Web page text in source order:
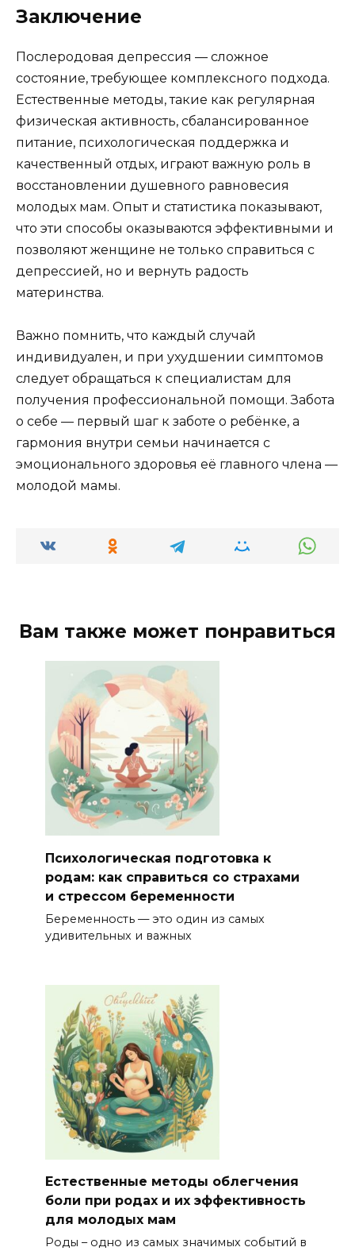
Заключение
Послеродовая депрессия — сложное
состояние, требующее комплексного подхода.
Естественные методы, такие как регулярная
физическая активность, сбалансированное
питание, психологическая поддержка и
качественный отдых, играют важную роль в
восстановлении душевного равновесия
молодых мам. Опыт и статистика показывают,
что эти способы оказываются эффективными и
позволяют женщине не только справиться с
депрессией, но и вернуть радость
материнства.
Важно помнить, что каждый случай
индивидуален, и при ухудшении симптомов
следует обращаться к специалистам для
получения профессиональной помощи. Забота
о себе — первый шаг к заботе о ребёнке, а
гармония внутри семьи начинается с
эмоционального здоровья её главного члена —
молодой мамы.
Вам также может понравиться
Психологическая подготовка к
родам: как справиться со страхами
и стрессом беременности
Беременность — это один из самых
удивительных и важных
Естественные методы облегчения
боли при родах и их эффективность
для молодых мам
Роды – одно из самых значимых событий в